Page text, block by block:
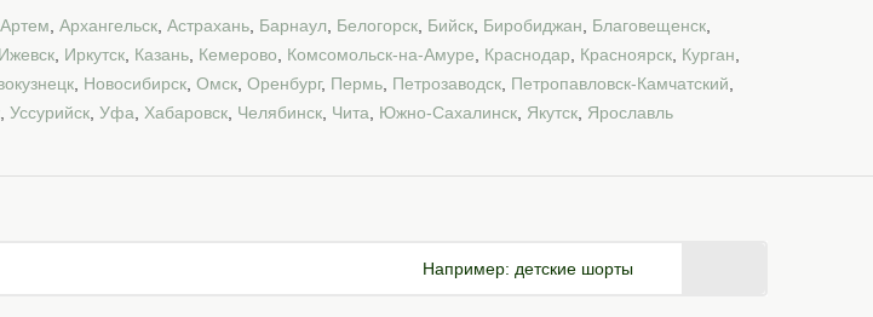
Артем Архангельск Астрахань Барнаул Белогорск Бийск Биробиджан Благовещенск
Ижевск Иркутск Казань Кемерово Комсомольск-на-Амуре Краснодар Красноярск Курган
Новосибирск Омск Оренбург, Пермь Петрозаводск Петропавловск-Камчатский
Уссурийск Уфа Хабаровск Челябинск Чита Южно-Сахалинск Якутск Ярославль
Например: детские шорты